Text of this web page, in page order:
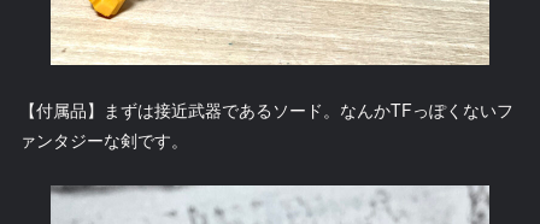
【付属品】まずは接近武器であるソード。なんかTFっぽくないフ
ァンタジーな剣です。